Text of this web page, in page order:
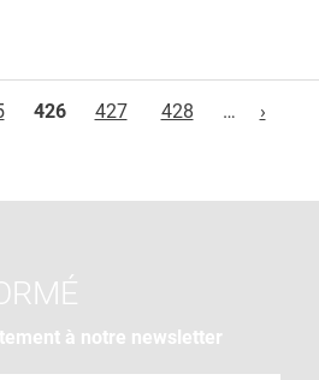
426 427 428 … ›
à notre newsletter